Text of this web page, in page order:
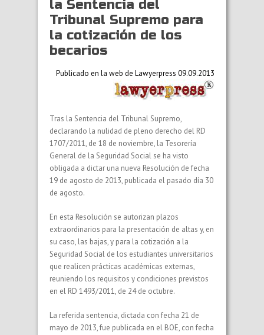
la Sentencia del
Tribunal Supremo para
la cotización de los
becarios
Publicado en la web de Lawyerpress 09.09.2013
Tras la Sentencia del Tribunal Supremo,
declarando la nulidad de pleno derecho del RD
1707/2011, de 18 de noviembre, la Tesorería
General de la Seguridad Social se ha visto
obligada a dictar una nueva Resolución de fecha
19 de agosto de 2013, publicada el pasado día 30
de agosto.
En esta Resolución se autorizan plazos
extraordinarios para la presentación de altas y, en
su caso, las bajas, y para la cotización a la
Seguridad Social de los estudiantes universitarios
que realicen prácticas académicas externas,
reuniendo los requisitos y condiciones previstos
en el RD 1493/2011, de 24 de octubre.
La referida sentencia, dictada con fecha 21 de
mayo de 2013, fue publicada en el BOE, con fecha